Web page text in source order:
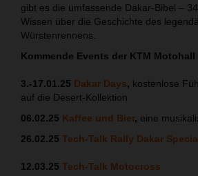
gibt es die umfassende Dakar-Bibel –
Wissen über die Geschichte des
Würstenrennens.
Kommende Events der KTM
3.-17.01.25 Dakar Days, kostenlose
auf die Desert-Kollektion
06.02.25 Kaffee und Bier, eine
26.02.25 Tech-Talk Rally Dakar
12.03.25 Tech-Talk Motocross